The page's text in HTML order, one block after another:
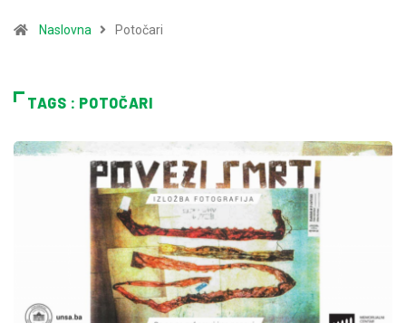
Naslovna Potočari
TAGS : POTOČARI